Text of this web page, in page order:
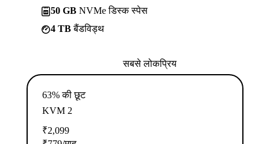
50 GB NVMe डिस्क स्पेस
4 TBबैंडविड्थ
सबसे लोकप्रिय
63% की छूट
KVM 2
₹2,099